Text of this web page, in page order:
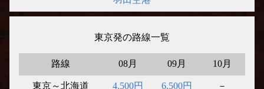
東京発の路線一覧
路線 08月 09月 10月
東京～北海道 4,500円 6,500円 －